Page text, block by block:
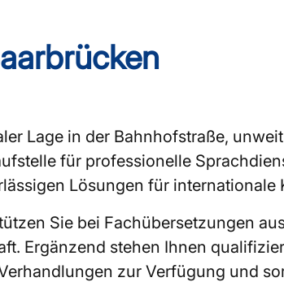
Lage in der Bahnhofstraße,
für professionelle
Lösungen für internationale
Sie bei Fachübersetzungen
Ergänzend stehen Ihnen
zur Verfügung und